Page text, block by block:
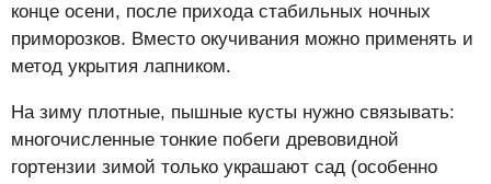
конце осени, после прихода стабильных ночных
приморозков. Вместо окучивания можно применять и
метод укрытия лапником.
На зиму плотные, пышные кусты нужно связывать:
многочисленные тонкие побеги древовидной
гортензии зимой только украшают сад (особенно